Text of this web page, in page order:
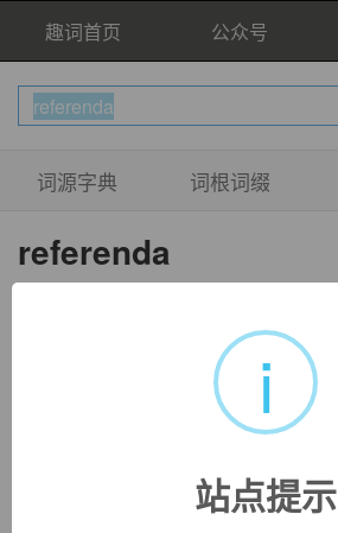
趣词首页 公众号
词源字典 词根词缀
referenda
i
站点提示